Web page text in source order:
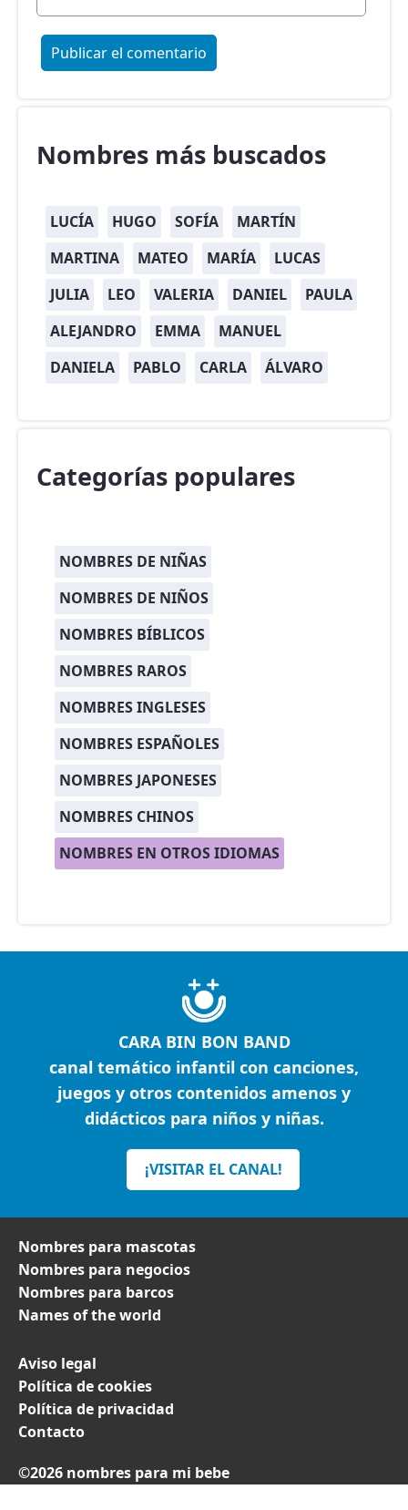
Nombres más buscados
LUCÍA HUGO SOFÍA
MARTÍN
MARTINA
MATEO MARÍA
LUCAS
JULIA
LEO VALERIA DANIEL
PAULA
ALEJANDRO
EMMA
MANUEL
DANIELA
PABLO CARLA ÁLVARO
Categorías populares
NOMBRES DE NIÑAS
NOMBRES DE NIÑOS
NOMBRES BÍBLICOS
NOMBRES RAROS
NOMBRES INGLESES
NOMBRES ESPAÑOLES
NOMBRES JAPONESES
NOMBRES CHINOS
NOMBRES EN OTROS IDIOMAS
CARA BIN BON BAND
canal temático infantil con canciones,
juegos y otros contenidos amenos y
didácticos para niños y niñas.
¡VISITAR EL CANAL!
Nombres para mascotas
Nombres para negocios
Nombres para barcos
Names of the world
Aviso legal
Política de cookies
Política de privacidad
Contacto
©2026 nombres para mi bebe